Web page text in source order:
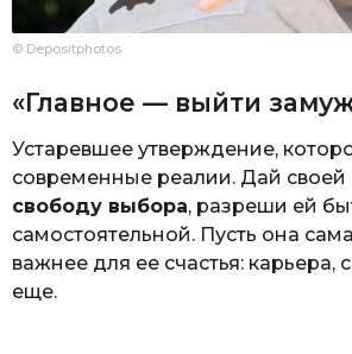
© Depositphotos
«Главное — выйти
Устаревшее утверждение,
современные реалии. Дай своей
свободу выбора, разреши ей
самостоятельной. Пусть она
важнее для ее счастья: карьера,
еще.